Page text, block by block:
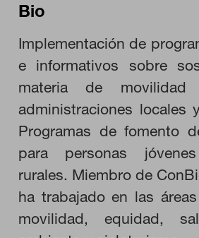
Bio
Implementación de
e informativos sobre
materia de movilidad
administraciones locales
Programas de fomento
para personas
rurales. Miembro de
ha trabajado en las
movilidad, equidad,
RECHAZAR
HABILITAR
Cookies necesarias
Estas cookies son necesarias para
no se pueden desactivar en nuestros
configurar su navegador para
cookies, pero alguna áreas del sitio